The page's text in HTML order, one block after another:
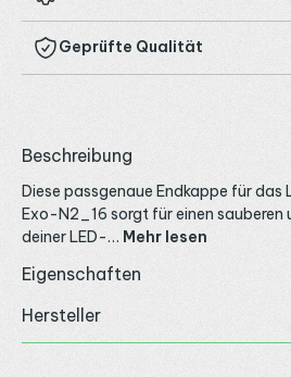
Geprüfte Qualität
Beschreibung
Diese passgenaue Endkappe für das
Exo-N2_16 sorgt für einen sauberen
deiner LED-… Mehr lesen
Eigenschaften
Hersteller